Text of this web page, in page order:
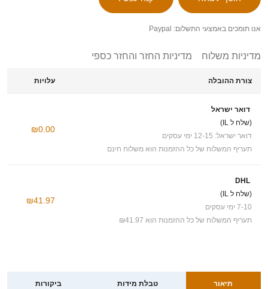
אנו תומכים באמצעי התשלום: Paypal
מדיניות משלוח מדיניות החזר והחזר כספי
צורת ההובלה עלויות
דואר ישראל
(שלח ל IL)
דואר ישראל: 12-15 ימי עסקים
תעריף המשלוח של כל ההזמנות הוא משלוח חינם
₪0.00
DHL
(שלח ל IL)
7-10 ימי עסקים
תעריף המשלוח של כל ההזמנות הוא ₪41.97
₪41.97
תיאור טבלת מידות ביקורות